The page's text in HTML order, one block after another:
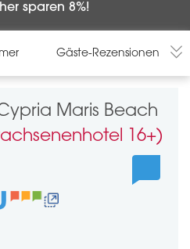
sparen 8%!
Gäste-Rezensionen
Maris Beach
16+)